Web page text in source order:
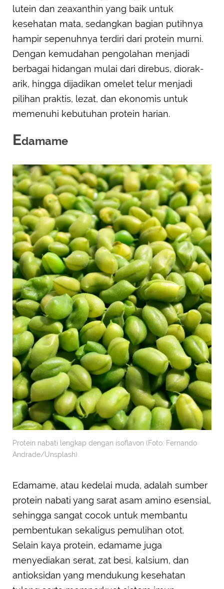
lutein dan zeaxanthin yang baik untuk
kesehatan mata, sedangkan bagian putihnya
hampir sepenuhnya terdiri dari protein murni.
Dengan kemudahan pengolahan menjadi
berbagai hidangan mulai dari direbus, diorak-
arik, hingga dijadikan omelet telur menjadi
pilihan praktis, lezat, dan ekonomis untuk
memenuhi kebutuhan protein harian.
Edamame
Protein nabati lengkap dengan isoflavon (Foto: Fernando
Andrade/Unsplash)
Edamame, atau kedelai muda, adalah sumber
protein nabati yang sarat asam amino esensial,
sehingga sangat cocok untuk membantu
pembentukan sekaligus pemulihan otot.
Selain kaya protein, edamame juga
menyediakan serat, zat besi, kalsium, dan
antioksidan yang mendukung kesehatan